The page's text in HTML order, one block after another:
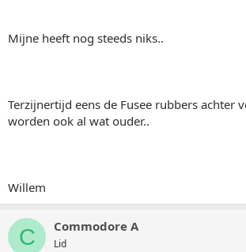
Mijne heeft nog steeds niks..
Terzijnertijd eens de Fusee rubbers achter
worden ook al wat ouder..
Willem
C Commodore A
Lid